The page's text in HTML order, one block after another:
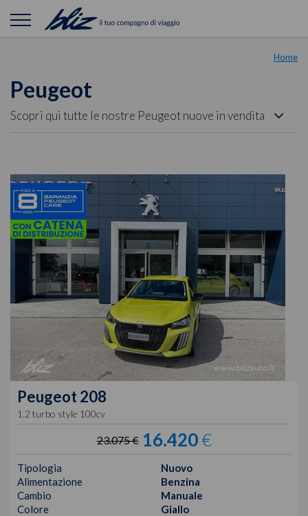
Home
Peugeot
Scopri qui tutte le nostre Peugeot nuove in vendita
nei nostri showroom. Guarda le schede auto per
descritte con precisione e corredate da foto per
fornirti la migliore garanzia visiva sullo stato di
mantenimento della carrozzeria e degli interni.
Peugeot 208
1.2 turbo style 100cv
23.075 € 16.420€
Tipologia
Nuovo
Alimentazione
Benzina
Cambio
Manuale
Colore
Giallo